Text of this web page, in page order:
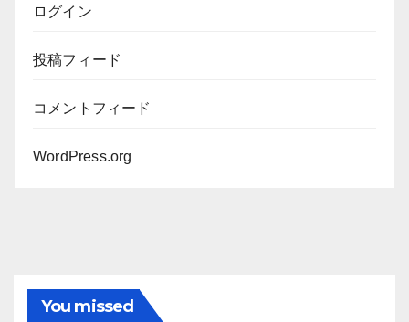
ログイン
投稿フィード
コメントフィード
WordPress.org
You missed